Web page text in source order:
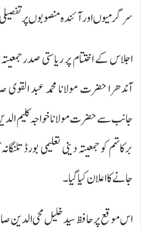
سرگرمیوں اور آئندہ منصوبوں پر
اجلاس کے اختتام پر ریاستی صدر جمعیتہ
آندھرا حضرت مولانا محمد عبد
جانب سے حضرت مولانا خواجہ کلیم
برکاتہم کو جمعیتہ دینی تعلیمی بورڈ
جانے کا اعلان کیا گیا۔
اس موقع پر حافظ سید خلیل محی الدین